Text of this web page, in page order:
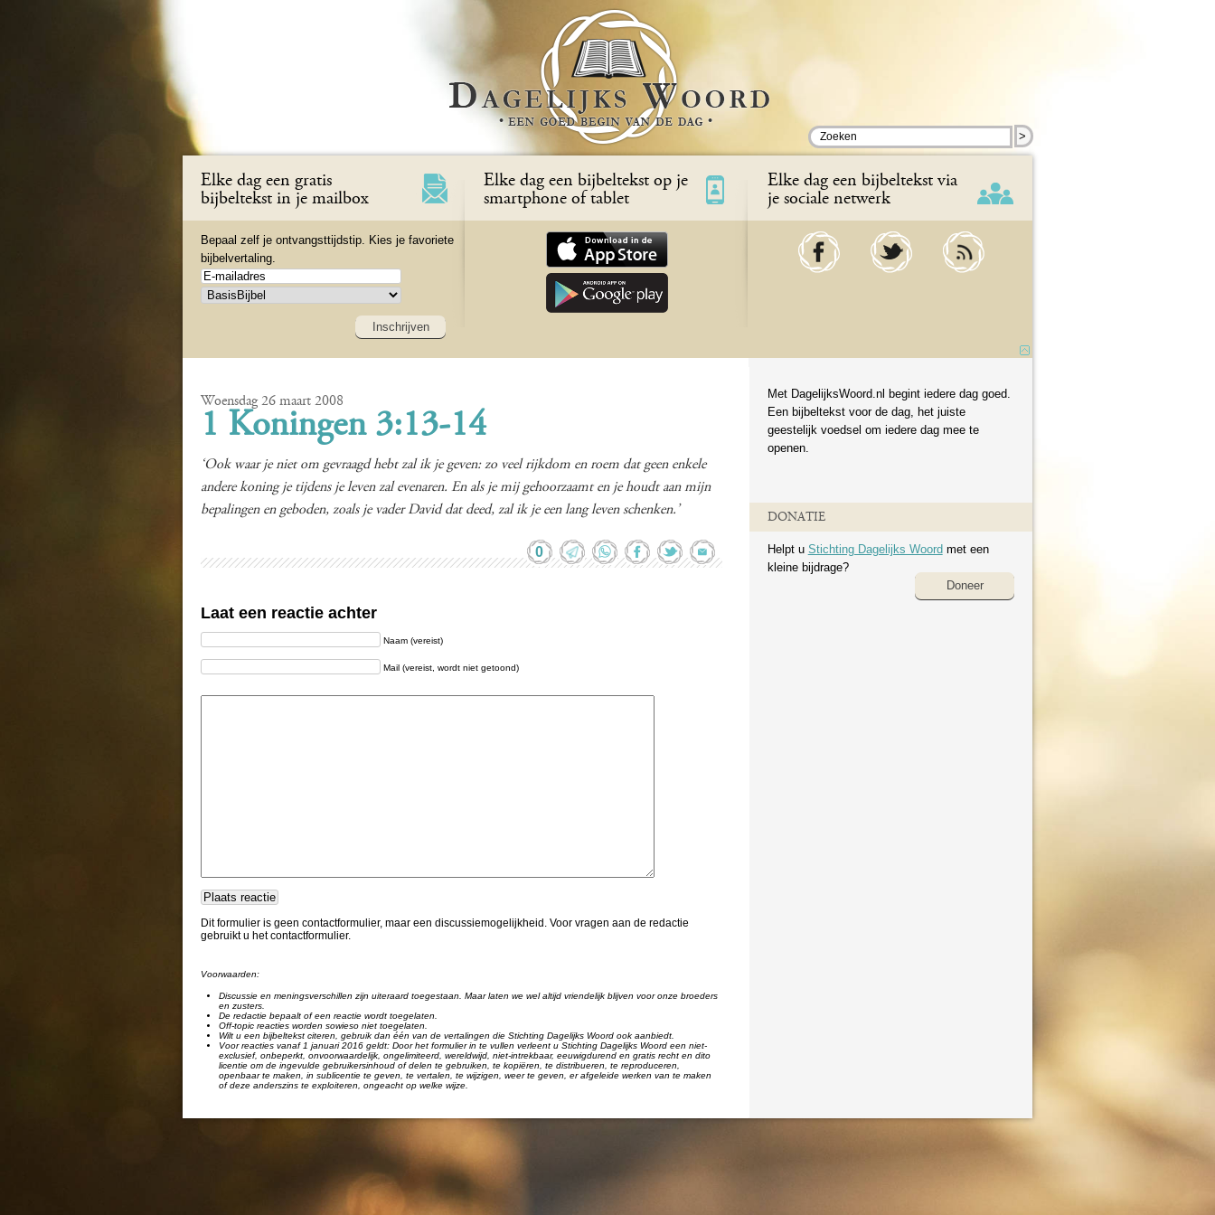
>
Elke dag een gratis
bijbeltekst in je mailbox
Bepaal zelf je ontvangsttijdstip. Kies je favoriete
bijbelvertaling.
Inschrijven
Elke dag een bijbeltekst op je
smartphone of tablet
Elke dag een bijbeltekst via
je sociale netwerk
Woensdag 26 maart 2008
1 Koningen 3:13-14
‘Ook waar je niet om gevraagd hebt zal ik je geven: zo veel rijkdom en roem dat geen enkele
andere koning je tijdens je leven zal evenaren. En als je mij gehoorzaamt en je houdt aan mijn
bepalingen en geboden, zoals je vader David dat deed, zal ik je een lang leven schenken.’
0
Laat een reactie achter
Naam (vereist)
Mail (vereist, wordt niet getoond)
Dit formulier is geen contactformulier, maar een discussiemogelijkheid. Voor vragen aan de redactie
gebruikt u het contactformulier.
Voorwaarden:
Discussie en meningsverschillen zijn uiteraard toegestaan. Maar laten we wel altijd vriendelijk blijven voor onze broeders
en zusters.
De redactie bepaalt of een reactie wordt toegelaten.
Off-topic reacties worden sowieso niet toegelaten.
Wilt u een bijbeltekst citeren, gebruik dan één van de vertalingen die Stichting Dagelijks Woord ook aanbiedt.
Voor reacties vanaf 1 januari 2016 geldt: Door het formulier in te vullen verleent u Stichting Dagelijks Woord een niet-
exclusief, onbeperkt, onvoorwaardelijk, ongelimiteerd, wereldwijd, niet-intrekbaar, eeuwigdurend en gratis recht en dito
licentie om de ingevulde gebruikersinhoud of delen te gebruiken, te kopiëren, te distribueren, te reproduceren,
openbaar te maken, in sublicentie te geven, te vertalen, te wijzigen, weer te geven, er afgeleide werken van te maken
of deze anderszins te exploiteren, ongeacht op welke wijze.
Met DagelijksWoord.nl begint iedere dag goed.
Een bijbeltekst voor de dag, het juiste
geestelijk voedsel om iedere dag mee te
openen.
DONATIE
Helpt u Stichting Dagelijks Woord met een
kleine bijdrage?
Doneer